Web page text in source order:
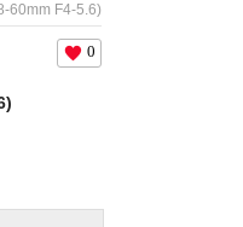
60mm F4-5.6)
0